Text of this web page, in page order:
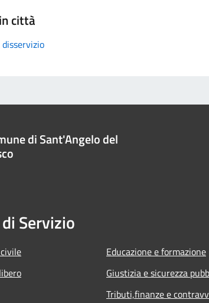
città
di Sant'Angelo del
Servizio
Educazione e formazione
Giustizia e sicurezza
Tributi,finanze e